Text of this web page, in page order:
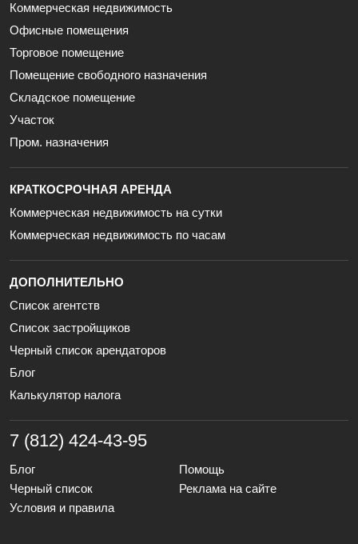
Коммерческая недвижимость
Офисные помещения
Торговое помещение
Помещение свободного назначения
Складское помещение
Участок
Пром. назначения
КРАТКОСРОЧНАЯ АРЕНДА
Коммерческая недвижимость на сутки
Коммерческая недвижимость по часам
ДОПОЛНИТЕЛЬНО
Список агентств
Список застройщиков
Черный список арендаторов
Блог
Калькулятор налога
7 (812) 424-43-95
Блог
Помощь
Черный список
Реклама на сайте
Условия и правила